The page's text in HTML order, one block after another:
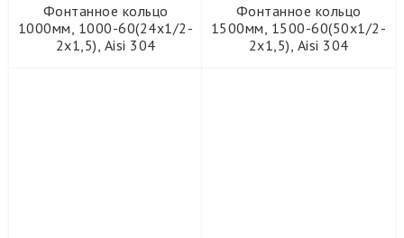
Фонтанное кольцо
1000мм, 1000-60(24х1/2-
2х1,5), Aisi 304
Фонтанное кольцо
1500мм, 1500-60(50х1/2-
2х1,5), Aisi 304